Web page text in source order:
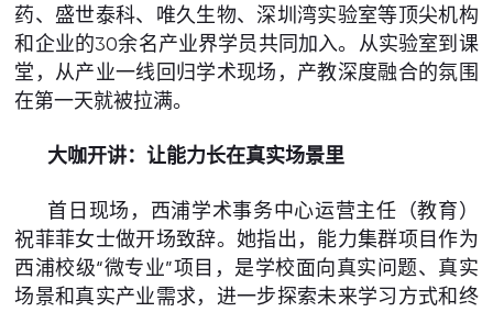
药、盛世泰科、唯久生物、深圳湾实验室等顶尖机构
和企业的30余名产业界学员共同加入。从实验室到课
堂，从产业一线回归学术现场，产教深度融合的氛围
在第一天就被拉满。
大咖开讲：让能力长在真实场景里
首日现场，西浦学术事务中心运营主任（教育）
祝菲菲女士做开场致辞。她指出，能力集群项目作为
西浦校级“微专业”项目，是学校面向真实问题、真实
场景和真实产业需求，进一步探索未来学习方式和终